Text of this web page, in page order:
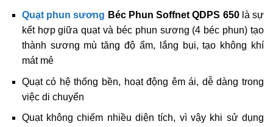
Quạt phun sương Béc Phun Soffnet QDPS 650là sự
kết hợp giữa quạt và béc phun sương (4 béc phun) tạo
thành sương mù tăng độ ẩm, lắng bụi, tạo không khí
mát mẻ
Quạt có hệ thống bền, hoạt động êm ái, dễ dàng trong
việc di chuyển
Quạt không chiếm nhiều diện tích, vì vậy khi sử dụng